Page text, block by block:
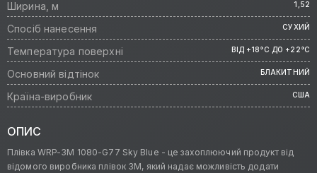
Ширина, м 1,52
Спосіб нанесення СУХИЙ
Температура поверхні ВІД +18°C ДО +22°C
Основний відтінок БЛАКИТНИЙ
Країна-виробник США
ОПИС
Плівка WRP-3M 1080-G77 Sky Blue - це захоплюючий продукт від
відомого виробника плівок 3M, який надає можливість додати